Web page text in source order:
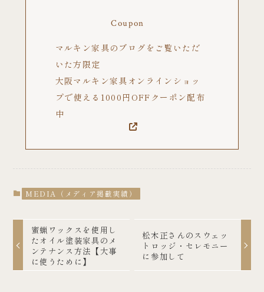
Coupon
マルキン家具のブログをご覧いただ
いた方限定
大阪マルキン家具オンラインショッ
プで使える1000円OFFクーポン配布
中
MEDIA（メディア掲載実績）
蜜蝋ワックスを使用し
たオイル塗装家具のメ
ンテナンス方法【大事
に使うために】
松木正さんのスウェッ
トロッジ・セレモニー
に参加して